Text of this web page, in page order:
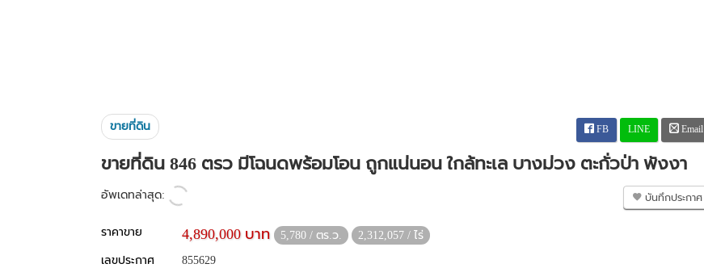
ขายที่ดิน FB LINE Email
ขายที่ดิน 846 ตรว มีโฉนดพร้อมโอน ถูกแน่นอน ใกล้ทะเล บางม่วง ตะกั่วป่า พังงา
อัพเดทล่าสุด: บันทึกประกาศ
ราคาขาย 4,890,000 บาท 5,780 / ตร.ว. 2,312,057 / ไร่
เลขประกาศ
855629